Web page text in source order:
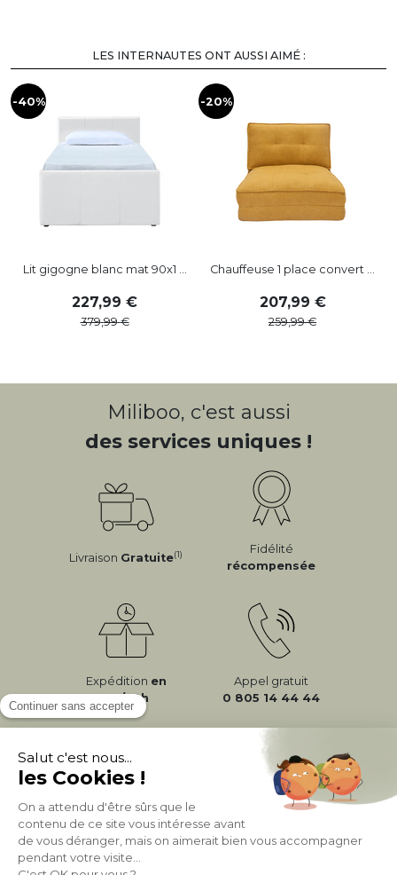
LES INTERNAUTES ONT AUSSI AIMÉ :
-40%
Lit gigogne blanc mat 90x1 ...
227,99
379,99
-20%
Chauffeuse 1 place convert ...
207,99
259,99
Miliboo, c'est aussi
des services uniques !
Livraison Gratuite(1)
Fidélité
récompensée
Expédition en
24/72h
Appel gratuit
0 805 14 44 44
À PROPOS DE MILIBOO
AIDE & CONTACT